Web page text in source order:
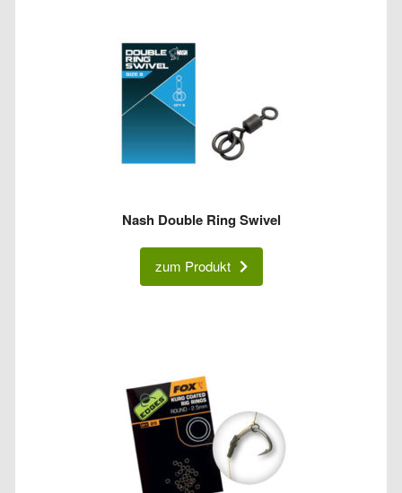
Nash Double Ring Swivel
zum Produkt